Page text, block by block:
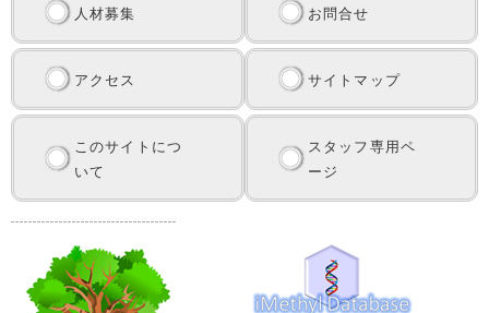
人材募集 お問合せ
アクセス サイトマップ
このサイトにつ
いて
スタッフ専用ペ
ージ